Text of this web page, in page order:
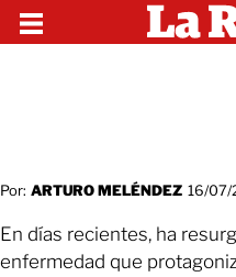
Por: ARTURO MELÉNDEZ 16/07/
En días recientes, ha
enfermedad que